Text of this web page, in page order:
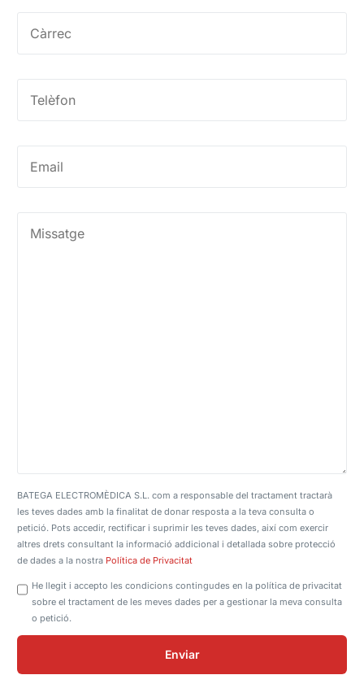
BATEGA ELECTROMÈDICA S.L. com a responsable del tractament tractarà
les teves dades amb la finalitat de donar resposta a la teva consulta o
petició. Pots accedir, rectificar i suprimir les teves dades, així com exercir
altres drets consultant la informació addicional i detallada sobre protecció
de dades a la nostra Política de Privacitat
He llegit i accepto les condicions contingudes en la política de privacitat
sobre el tractament de les meves dades per a gestionar la meva consulta
o petició.